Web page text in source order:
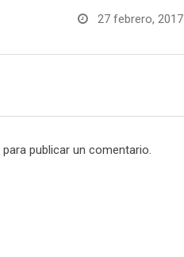
27 febrero, 2017
para publicar un comentario.